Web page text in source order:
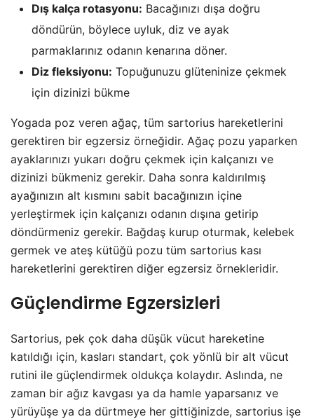
Dış kalça rotasyonu: Bacağınızı dışa doğru
döndürün, böylece uyluk, diz ve ayak
parmaklarınız odanın kenarına döner.
Diz fleksiyonu: Topuğunuzu glüteninize çekmek
için dizinizi bükme
Yogada poz veren ağaç, tüm sartorius hareketlerini
gerektiren bir egzersiz örneğidir. Ağaç pozu yaparken
ayaklarınızı yukarı doğru çekmek için kalçanızı ve
dizinizi bükmeniz gerekir. Daha sonra kaldırılmış
ayağınızın alt kısmını sabit bacağınızın içine
yerleştirmek için kalçanızı odanın dışına getirip
döndürmeniz gerekir. Bağdaş kurup oturmak, kelebek
germek ve ateş kütüğü pozu tüm sartorius kası
hareketlerini gerektiren diğer egzersiz örnekleridir.
Güçlendirme Egzersizleri
Sartorius, pek çok daha düşük vücut hareketine
katıldığı için, kasları standart, çok yönlü bir alt vücut
rutini ile güçlendirmek oldukça kolaydır. Aslında, ne
zaman bir ağız kavgası ya da hamle yaparsanız ve
yürüyüşe ya da dürtmeye her gittiğinizde, sartorius işe